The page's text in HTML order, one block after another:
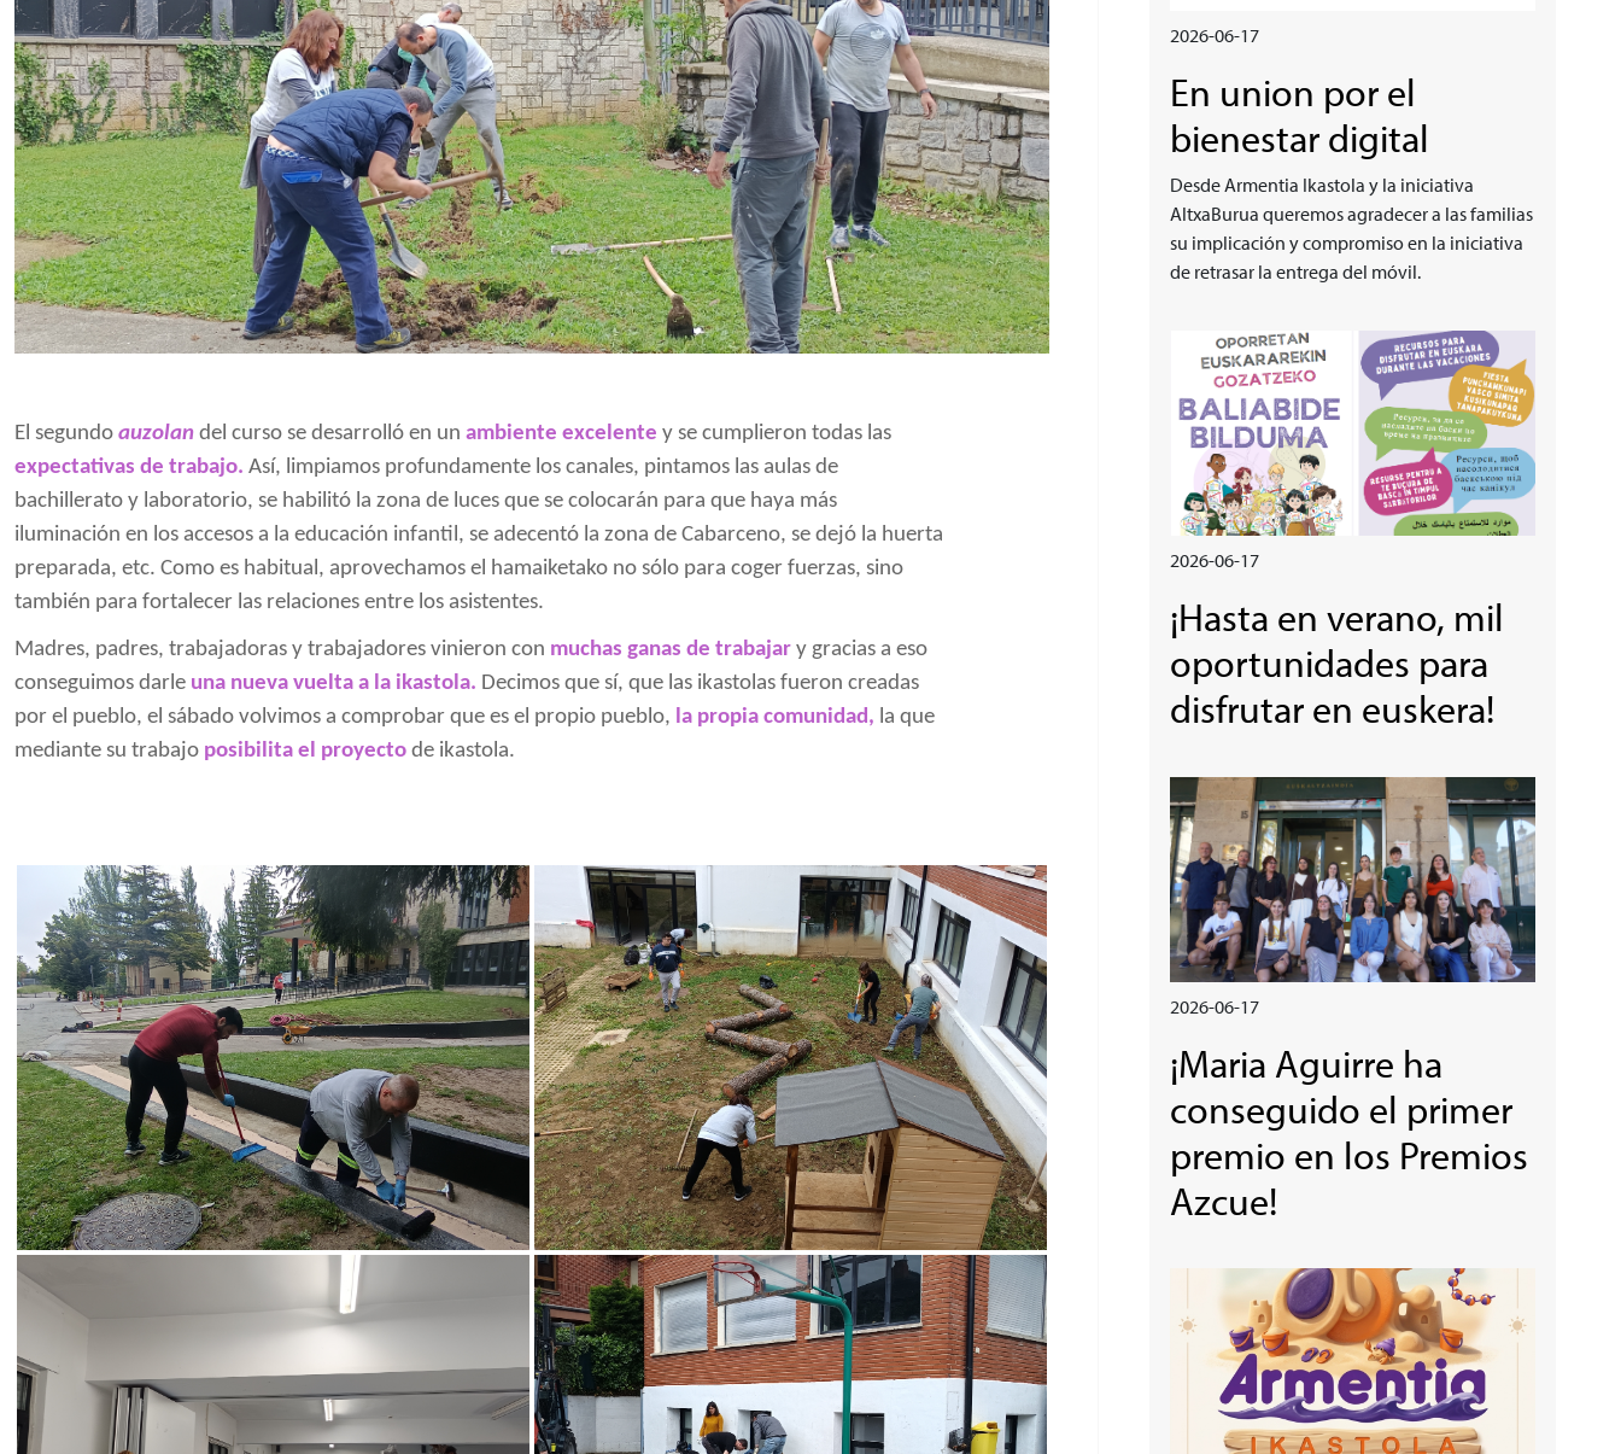
El segundo auzolan del curso se desarrolló en un ambiente excelente y se cumplieron todas las
expectativas de trabajo. Así, limpiamos profundamente los canales, pintamos las aulas de
bachillerato y laboratorio, se habilitó la zona de luces que se colocarán para que haya más
iluminación en los accesos a la educación infantil, se adecentó la zona de Cabarceno, se dejó la huerta
preparada, etc. Como es habitual, aprovechamos el hamaiketako no sólo para coger fuerzas, sino
también para fortalecer las relaciones entre los asistentes.
Madres, padres, trabajadoras y trabajadores vinieron con muchas ganas de trabajar y gracias a eso
conseguimos darle una nueva vuelta a la ikastola. Decimos que sí, que las ikastolas fueron creadas
por el pueblo, el sábado volvimos a comprobar que es el propio pueblo, la propia comunidad, la que
mediante su trabajo posibilita el proyecto de ikastola.
2026-06-17
En union por el
bienestar digital
Desde Armentia Ikastola y la iniciativa
AltxaBurua queremos agradecer a las familias
su implicación y compromiso en la iniciativa
de retrasar la entrega del móvil.
2026-06-17
¡Hasta en verano, mil
oportunidades para
disfrutar en euskera!
Irudia
2026-06-17
¡Maria Aguirre ha
conseguido el primer
premio en los Premios
Azcue!